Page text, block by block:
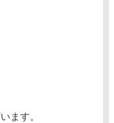
ます。